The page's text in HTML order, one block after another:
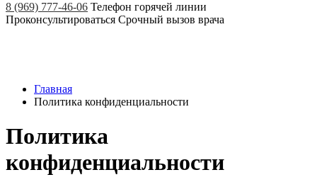
8 (969) 777-46-06 Телефон горячей линии
Проконсультироваться Срочный вызов врача
Главная
Политика конфиденциальности
Политика
конфиденциальности